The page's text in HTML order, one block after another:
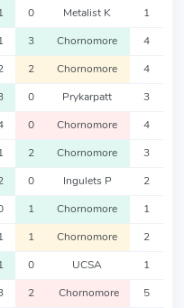
0 Metalist K 1
3 Chornomore 4
2 Chornomore 4
0 Prykarpatt 3
0 Chornomore 4
2 Chornomore 3
0 Ingulets P 2
1 Chornomore 1
1 Chornomore 2
0 UCSA 1
2 Chornomore
5